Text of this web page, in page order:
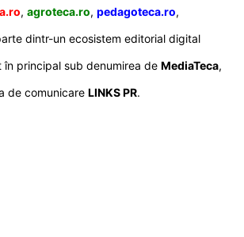
, agroteca.ro, pedagoteca.ro,
dintr-un ecosistem editorial digital
în principal sub denumirea de MediaTeca,
de comunicare LINKS PR.